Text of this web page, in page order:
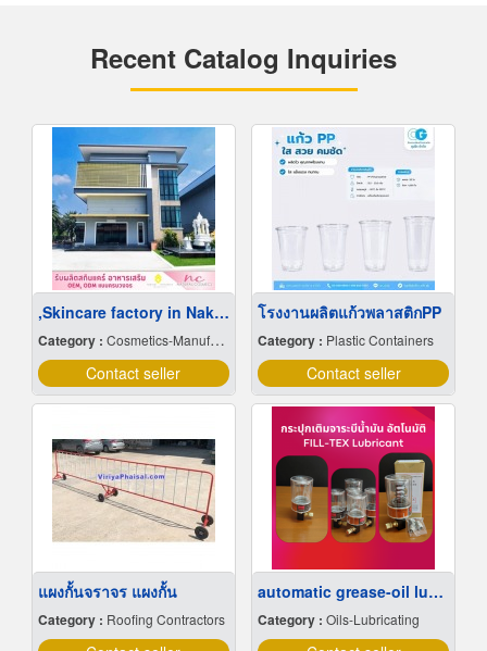
Recent Catalog Inquiries
,Skincare factory in Nakhon Pathom
Category : Cosmetics-Manufacturers Service
Contact seller
โรงงานผลิตแก้วพลาสติกPP
Category : Plastic Containers
Contact seller
แผงกั้นจราจร แผงกั้น
Category : Roofing Contractors
automatic grease-oil lubricator
Category : Oils-Lubricating